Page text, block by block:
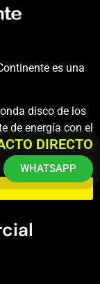
es una
disco de los
de energía con el
DIRECTO
WHATSAPP